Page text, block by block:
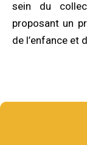
sein du
proposant un
de l’enfance et